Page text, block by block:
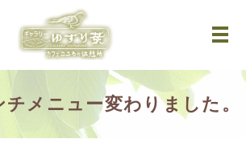
メ
メニュー変わりました。